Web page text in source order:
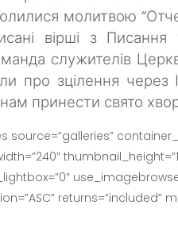
молитвою
вірші з
служителів
про зцілення через
принести свято
source=”galleries”
returns=”included”